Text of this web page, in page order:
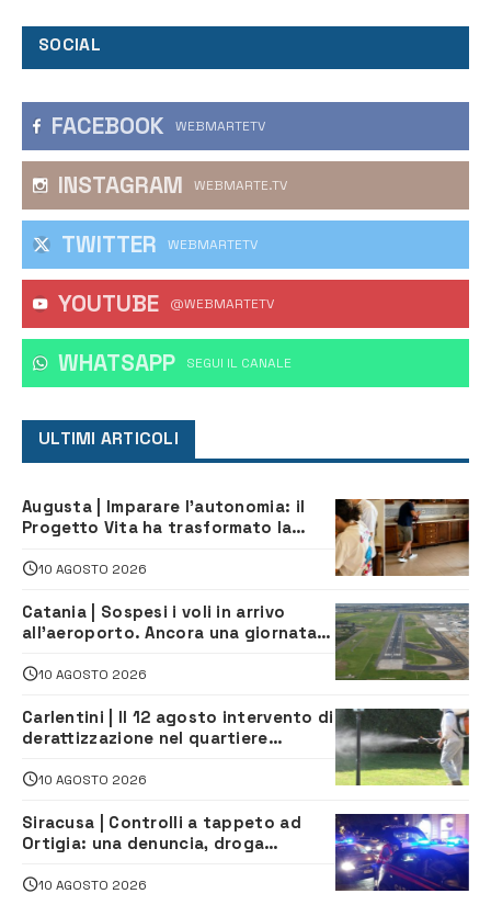
SOCIAL
FACEBOOK WEBMARTETV
INSTAGRAM WEBMARTE.TV
TWITTER WEBMARTETV
YOUTUBE @WEBMARTETV
WHATSAPP ‎SEGUI IL CANALE
ULTIMI ARTICOLI
Augusta | Imparare l’autonomia: il
Progetto Vita ha trasformato la
indipendenza
10 AGOSTO 2026
Catania | Sospesi i voli in arrivo
all’aeroporto. Ancora una giornata
10 AGOSTO 2026
Carlentini | Il 12 agosto intervento di
derattizzazione nel quartiere
10 AGOSTO 2026
Siracusa | Controlli a tappeto ad
Ortigia: una denuncia, droga
multe
10 AGOSTO 2026